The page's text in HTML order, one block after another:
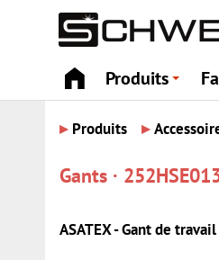
Produits
▸ Produits ▸
Gants ·
ASATEX - Gant de